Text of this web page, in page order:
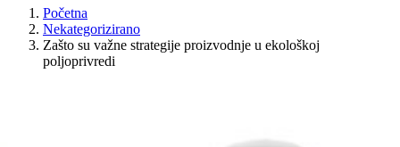
Početna
Nekategorizirano
Zašto su važne strategije proizvodnje u ekološkoj
poljoprivredi